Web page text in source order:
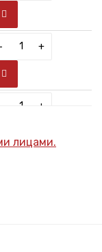
+
+
лицами.